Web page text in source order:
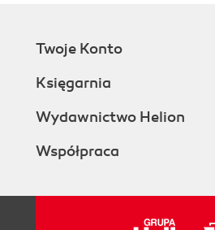
Twoje Konto
Księgarnia
Wydawnictwo Helion
Współpraca